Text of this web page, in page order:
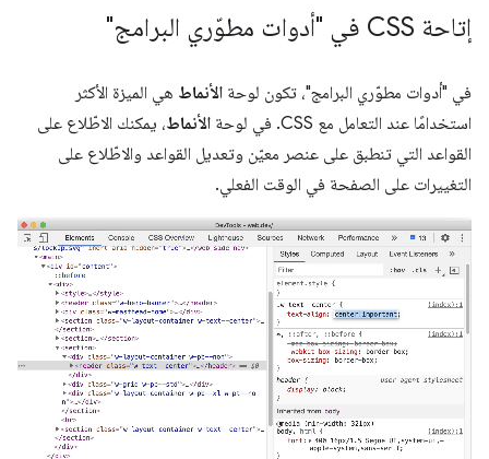
إتاحة CSS في "أدوات مطوّري البرامج"
في "أدوات مطوّري البرامج"، تكون لوحة الأنماط هي الميزة الأكثر
استخدامًا عند التعامل مع CSS. في لوحة
الأنماط، يمكنك الاطّلاع على
القواعد التي تنطبق على عنصر معيّن وتعديل القواعد والاطّلاع على
التغييرات على الصفحة في الوقت الفعلي.